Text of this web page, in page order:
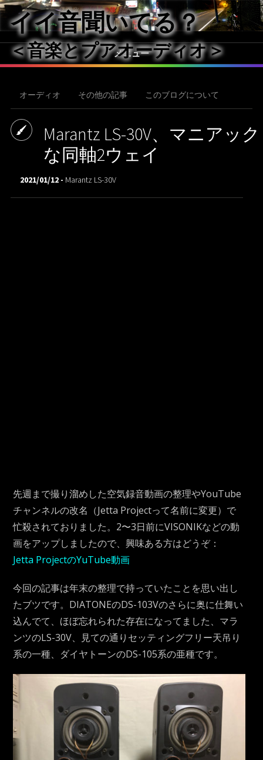
イイ音聞いてる？
＜音楽とプアオーディオ＞
メニュー
オーディオ その他の記事 このブログについて
Marantz LS-30V、マニアック
な同軸2ウェイ
2021/01/12 - Marantz LS-30V
先週まで撮り溜めした空気録音動画の整理やYouTube
チャンネルの改名（Jetta Projectって名前に変更）で
忙殺されておりました。2〜3日前にVISONIKなどの動
画をアップしましたので、興味ある方はどうぞ：
Jetta ProjectのYuTube動画
今回の記事は年末の整理で持っていたことを思い出し
たブツです。DIATONEのDS-103Vのさらに奥に仕舞い
込んでて、ほぼ忘れられた存在になってました、マラ
ンツのLS-30V、見ての通りセッティングフリー天吊り
系の一種、ダイヤトーンのDS-105系の亜種です。